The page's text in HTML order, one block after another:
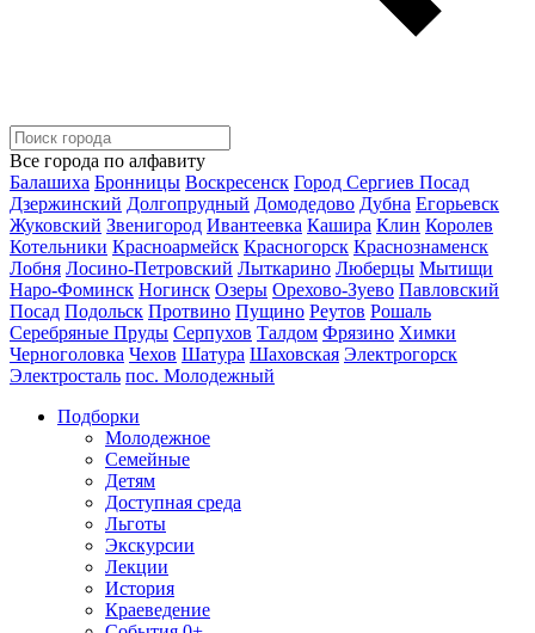
Все города по алфавиту
Балашиха Бронницы Воскресенск Город Сергиев Посад
Дзержинский Долгопрудный Домодедово Дубна Егорьевск
Жуковский Звенигород Ивантеевка Кашира Клин Королев
Котельники Красноармейск Красногорск Краснознаменск
Лобня Лосино-Петровский Лыткарино Люберцы Мытищи
Наро-Фоминск Ногинск Озеры Орехово-Зуево Павловский
Посад Подольск Протвино Пущино Реутов Рошаль
Серебряные Пруды Серпухов Талдом Фрязино Химки
Черноголовка Чехов Шатура Шаховская Электрогорск
Электросталь пос. Молодежный
Подборки
Молодежное
Семейные
Детям
Доступная среда
Льготы
Экскурсии
Лекции
История
Краеведение